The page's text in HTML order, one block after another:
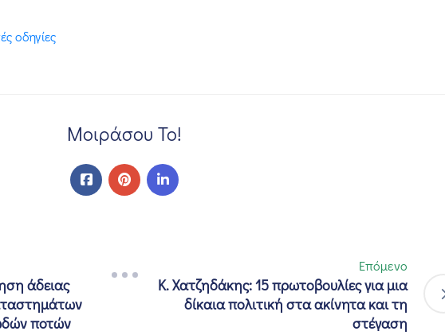
οδηγίες
Μοιράσου Το!
άδειας
ποτών
Επόμενο
Κ. Χατζηδάκης: 15 πρωτοβουλίες για μια
δίκαια πολιτική στα ακίνητα και τη
στέγαση